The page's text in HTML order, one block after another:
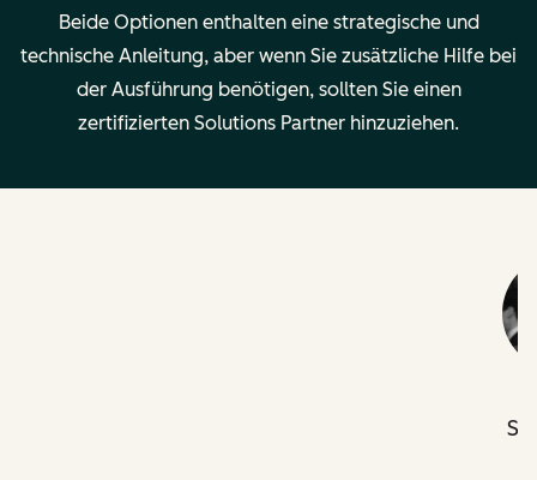
Teamstrukturen
Durchführung:
Beide Optionen enthalten eine strategische und
technische Anleitung, aber wenn Sie zusätzliche Hilfe bei
der Ausführung benötigen, sollten Sie einen
zertifizierten Solutions Partner hinzuziehen.